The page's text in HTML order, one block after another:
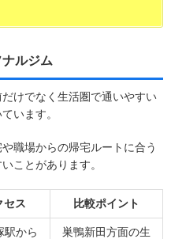
ルジム
けでなく生活圏で通いやすい
います。
職場からの帰宅ルートに合う
ことがあります。
セス 比較ポイント
駅から
巣鴨新田方面の生